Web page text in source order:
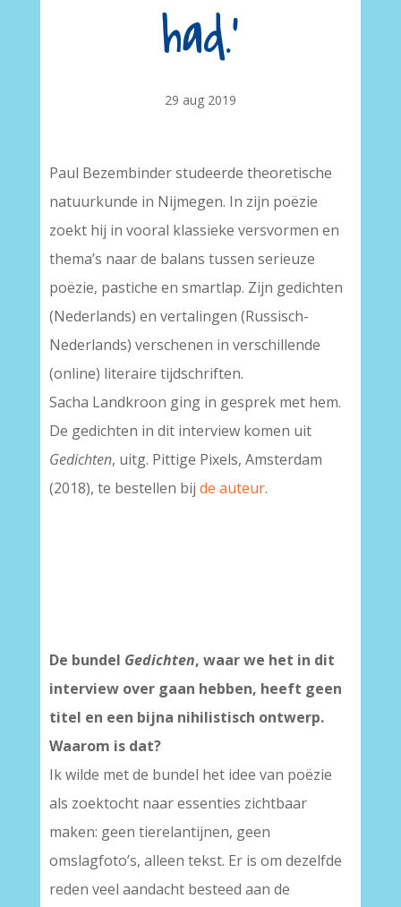
had.’
29 aug 2019
Paul Bezembinder studeerde theoretische
natuurkunde in Nijmegen. In zijn poëzie
zoekt hij in vooral klassieke versvormen en
thema’s naar de balans tussen serieuze
poëzie, pastiche en smartlap. Zijn gedichten
(Nederlands) en vertalingen (Russisch-
Nederlands) verschenen in verschillende
(online) literaire tijdschriften.
Sacha Landkroon ging in gesprek met hem.
De gedichten in dit interview komen uit
Gedichten, uitg. Pittige Pixels, Amsterdam
(2018), te bestellen bij de auteur.
De bundel Gedichten, waar we het in dit
interview over gaan hebben, heeft geen
titel en een bijna nihilistisch ontwerp.
Waarom is dat?
Ik wilde met de bundel het idee van poëzie
als zoektocht naar essenties zichtbaar
maken: geen tierelantijnen, geen
omslagfoto’s, alleen tekst. Er is om dezelfde
reden veel aandacht besteed aan de